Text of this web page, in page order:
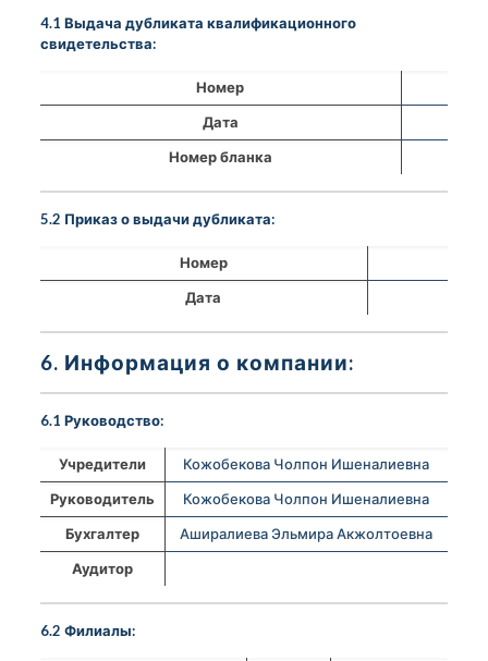
4.1 Выдача дубликата квалификационного
свидетельства:
Номер
Дата
Номер бланка
5.2 Приказ о выдачи дубликата:
Номер
Дата
6. Информация о компании:
6.1 Руководство:
Учредители
Кожобекова Чолпон Ишеналиевна
Руководитель
Кожобекова Чолпон Ишеналиевна
Бухгалтер
Аширалиева Эльмира Акжолтоевна
Аудитор
6.2 Филиалы: